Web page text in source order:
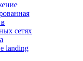
сетях
landing